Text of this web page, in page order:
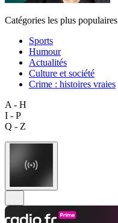
Catégories les plus populaires
Sports
Humour
Actualités
Culture et société
Crime : histoires vraies
A - H
I - P
Q - Z